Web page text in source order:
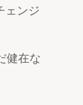
ェンジ
健在な